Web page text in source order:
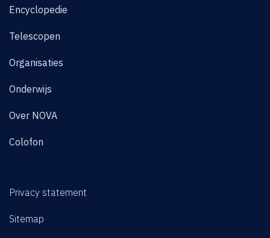
Encyclopedie
Telescopen
Organisaties
Onderwijs
Over NOVA
Colofon
Privacy statement
Sitemap